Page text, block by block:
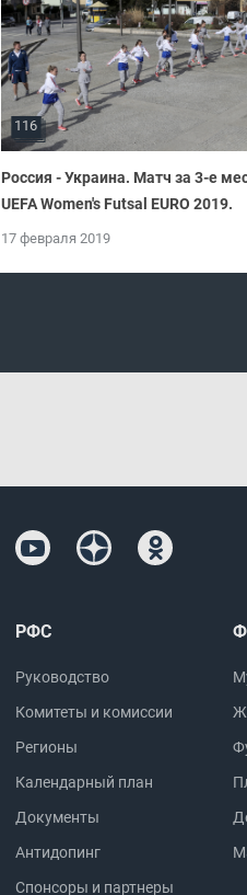
116
Россия - Украина. Матч за 3-е
UEFA Women's Futsal EURO 2019.
17 февраля 2019
РФС
Руководство
Комитеты и комиссии
Регионы
Календарный план
Документы
Антидопинг
Спонсоры и партнеры